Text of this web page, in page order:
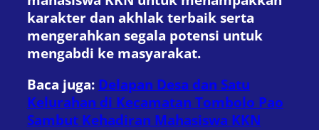
karakter dan akhlak terbaik serta
mengerahkan segala potensi untuk
mengabdi ke masyarakat.
Baca juga: Delapan Desa dan Satu
Kelurahan di Kecamatan Tombolo Pao
Sambut Kehadiran Mahasiswa KKN